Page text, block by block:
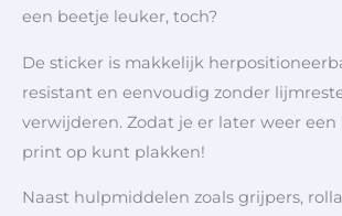
een beetje leuker, toch?
De sticker is makkelijk
resistant en eenvoudig zonder
verwijderen. Zodat je er later weer een
print op kunt plakken!
Naast hulpmiddelen zoals grijpers,